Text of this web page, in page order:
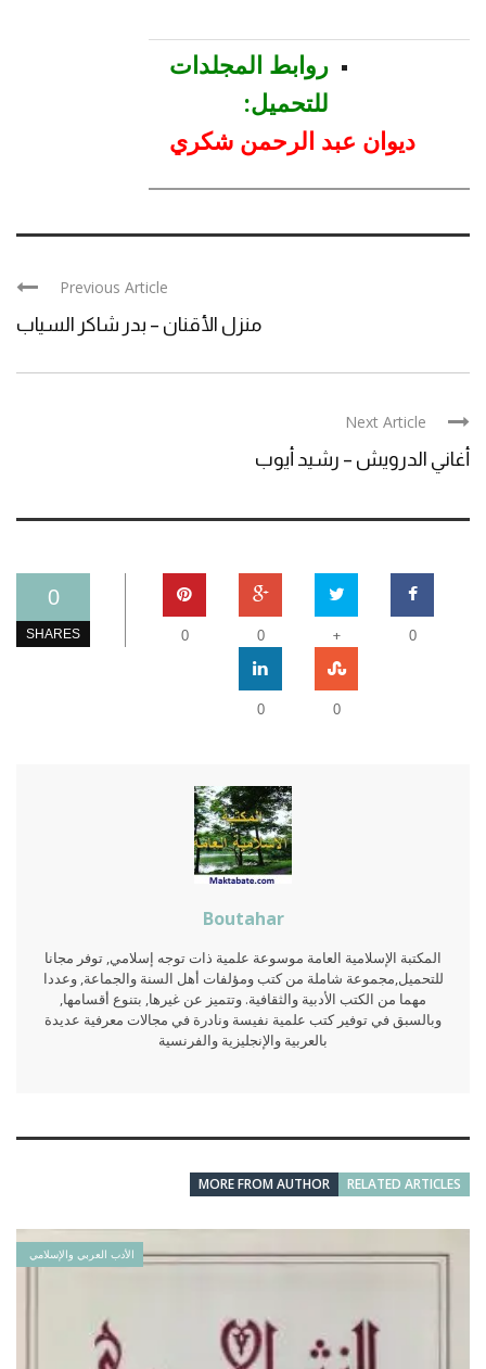
روابط المجلدات
للتحميل:
ديوان عبد الرحمن شكري
Previous Article
منزل الأقنان – بدر شاكر السياب
Next Article
أغاني الدرويش – رشيد أيوب
0
SHARES 0
+
0
0
0
0
Boutahar
المكتبة الإسلامية العامة موسوعة علمية ذات توجه إسلامي, توفر مجانا
للتحميل,مجموعة شاملة من كتب ومؤلفات أهل السنة والجماعة, وعددا
مهما من الكتب الأدبية والثقافية. وتتميز عن غيرها, بتنوع أقسامها,
وبالسبق في توفير كتب علمية نفيسة ونادرة في مجالات معرفية عديدة
بالعربية والإنجليزية والفرنسية
RELATED ARTICLES
MORE FROM AUTHOR
الأدب العربي والإسلامي